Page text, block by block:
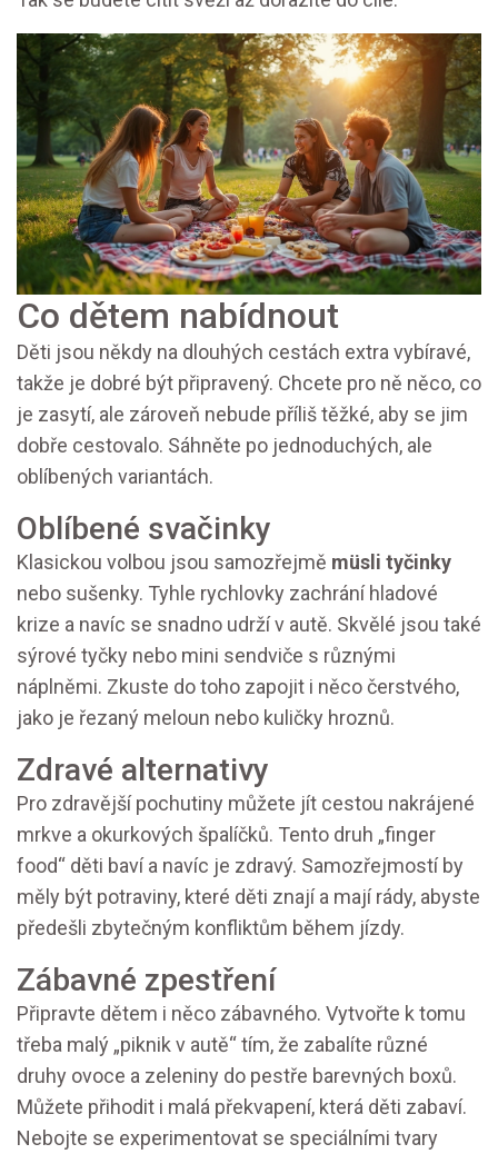
Co dětem nabídnout
Děti jsou někdy na dlouhých cestách extra vybíravé,
takže je dobré být připravený. Chcete pro ně něco, co
je zasytí, ale zároveň nebude příliš těžké, aby se jim
dobře cestovalo. Sáhněte po jednoduchých, ale
oblíbených variantách.
Oblíbené svačinky
Klasickou volbou jsou samozřejmě müsli tyčinky
nebo sušenky. Tyhle rychlovky zachrání hladové
krize a navíc se snadno udrží v autě. Skvělé jsou také
sýrové tyčky nebo mini sendviče s různými
náplněmi. Zkuste do toho zapojit i něco čerstvého,
jako je řezaný meloun nebo kuličky hroznů.
Zdravé alternativy
Pro zdravější pochutiny můžete jít cestou nakrájené
mrkve a okurkových špalíčků. Tento druh „finger
food“ děti baví a navíc je zdravý. Samozřejmostí by
měly být potraviny, které děti znají a mají rády, abyste
předešli zbytečným konfliktům během jízdy.
Zábavné zpestření
Připravte dětem i něco zábavného. Vytvořte k tomu
třeba malý „piknik v autě“ tím, že zabalíte různé
druhy ovoce a zeleniny do pestře barevných boxů.
Můžete přihodit i malá překvapení, která děti zabaví.
Nebojte se experimentovat se speciálními tvary